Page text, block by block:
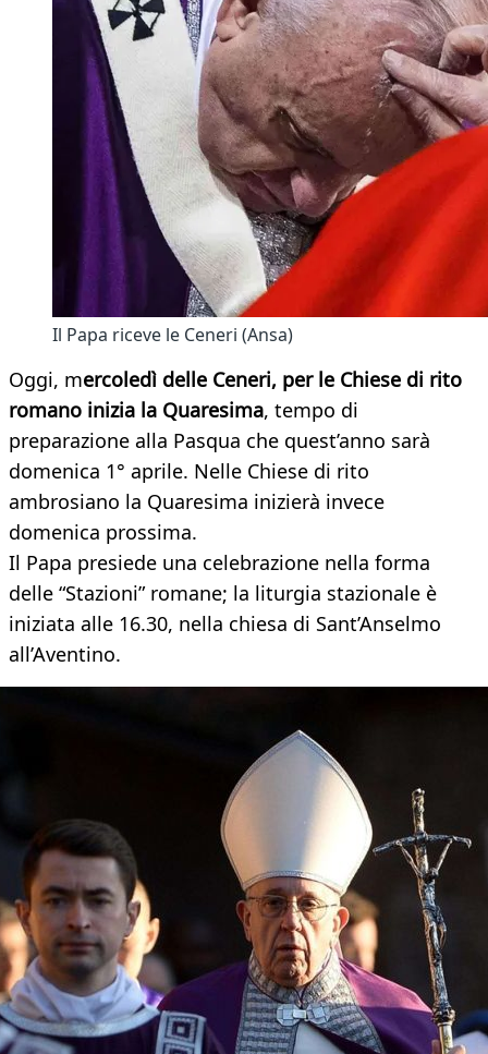
Il Papa riceve le Ceneri (Ansa)
Oggi, mercoledì delle Ceneri, per le Chiese di rito
romano inizia la Quaresima, tempo di
preparazione alla Pasqua che quest’anno sarà
domenica 1° aprile. Nelle Chiese di rito
ambrosiano la Quaresima inizierà invece
domenica prossima.
Il Papa presiede una celebrazione nella forma
delle “Stazioni” romane; la liturgia stazionale è
iniziata alle 16.30, nella chiesa di Sant’Anselmo
all’Aventino.